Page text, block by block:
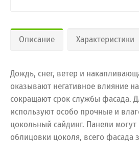
Описание Характеристики
Дождь, снег, ветер и
оказывают негативное влияние
сокращают срок службы фасада.
используют особо прочные и
цокольный сайдинг. Панели могут
облицовки цоколя, всего фасада